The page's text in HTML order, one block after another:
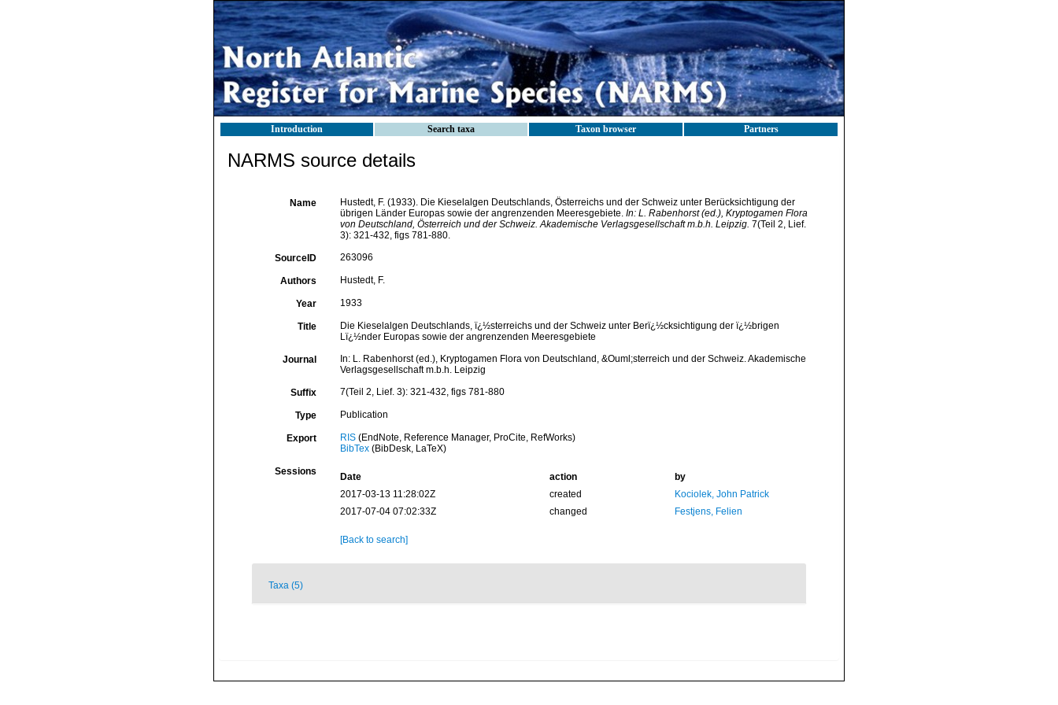
Introduction Search taxa Taxon browser Partners
NARMS source details
Name
Hustedt, F. (1933). Die Kieselalgen Deutschlands, Österreichs und der Schweiz unter Berücksichtigung der
übrigen Länder Europas sowie der angrenzenden Meeresgebiete. In: L. Rabenhorst (ed.), Kryptogamen Flora
von Deutschland, Österreich und der Schweiz. Akademische Verlagsgesellschaft m.b.h. Leipzig. 7(Teil 2, Lief.
3): 321-432, figs 781-880.
SourceID 263096
Authors Hustedt, F.
Year 1933
Title
Die Kieselalgen Deutschlands, ï¿½sterreichs und der Schweiz unter Berï¿½cksichtigung der ï¿½brigen
Lï¿½nder Europas sowie der angrenzenden Meeresgebiete
Journal
In: L. Rabenhorst (ed.), Kryptogamen Flora von Deutschland, &Ouml;sterreich und der Schweiz. Akademische
Verlagsgesellschaft m.b.h. Leipzig
Suffix 7(Teil 2, Lief. 3): 321-432, figs 781-880
Type Publication
Export RIS(EndNote, Reference Manager, ProCite, RefWorks)
BibTex(BibDesk, LaTeX)
Sessions Date action
by
2017-03-13 11:28:02Z
created
Kociolek, John Patrick
2017-07-04 07:02:33Z
changed Festjens, Felien
[Back to search]
Taxa (5)